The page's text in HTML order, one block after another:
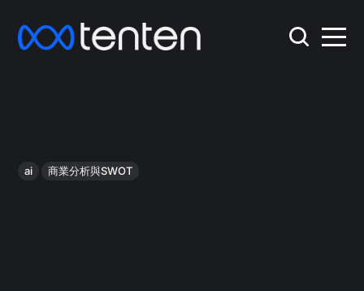
ai 商業分析與SWOT